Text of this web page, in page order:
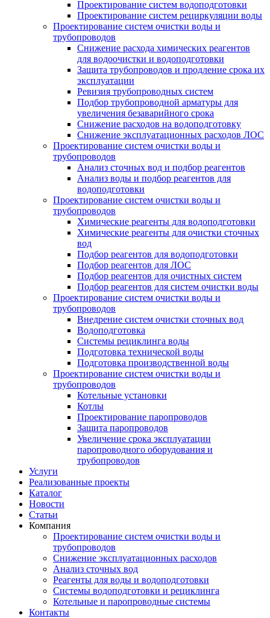
Проектирование систем водоподготовки
Проектирование систем рециркуляции воды
Проектирование систем очистки воды и
трубопроводов
Снижение расхода химических реагентов
для водоочистки и водоподготовки
Защита трубопроводов и продление срока их
эксплуатации
Ревизия трубопроводных систем
Подбор трубопроводной арматуры для
увеличения безаварийного срока
Снижение расходов на водоподготовку
Снижение эксплуатационных расходов ЛОС
Проектирование систем очистки воды и
трубопроводов
Анализ сточных вод и подбор реагентов
Анализ воды и подбор реагентов для
водоподготовки
Проектирование систем очистки воды и
трубопроводов
Химические реагенты для водоподготовки
Химические реагенты для очистки сточных
вод
Подбор реагентов для водоподготовки
Подбор реагентов для ЛОС
Подбор реагентов для очистных систем
Подбор реагентов для систем очистки воды
Проектирование систем очистки воды и
трубопроводов
Внедрение систем очистки сточных вод
Водоподготовка
Системы рециклинга воды
Подготовка технической воды
Подготовка производственной воды
Проектирование систем очистки воды и
трубопроводов
Котельные установки
Котлы
Проектирование паропроводов
Защита паропроводов
Увеличение срока эксплуатации
паропроводного оборудования и
трубопроводов
Услуги
Реализованные проекты
Каталог
Новости
Статьи
Компания
Проектирование систем очистки воды и
трубопроводов
Снижение эксплуатационных расходов
Анализ сточных вод
Реагенты для воды и водоподготовки
Системы водоподготовки и рециклинга
Котельные и паропроводные системы
Контакты